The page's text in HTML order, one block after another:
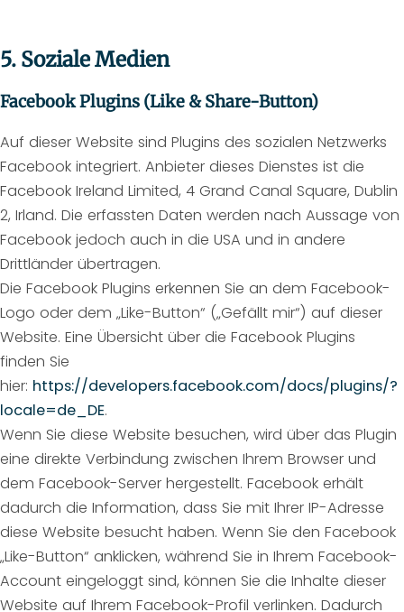
5. Soziale Medien
Facebook Plugins (Like & Share-Button)
Auf dieser Website sind Plugins des sozialen Netzwerks
Facebook integriert. Anbieter dieses Dienstes ist die
Facebook Ireland Limited, 4 Grand Canal Square, Dublin
2, Irland. Die erfassten Daten werden nach Aussage von
Facebook jedoch auch in die USA und in andere
Drittländer übertragen.
Die Facebook Plugins erkennen Sie an dem Facebook-
Logo oder dem „Like-Button“ („Gefällt mir“) auf dieser
Website. Eine Übersicht über die Facebook Plugins
finden Sie
hier: https://developers.facebook.com/docs/plugins/?
locale=de_DE.
Wenn Sie diese Website besuchen, wird über das Plugin
eine direkte Verbindung zwischen Ihrem Browser und
dem Facebook-Server hergestellt. Facebook erhält
dadurch die Information, dass Sie mit Ihrer IP-Adresse
diese Website besucht haben. Wenn Sie den Facebook
„Like-Button“ anklicken, während Sie in Ihrem Facebook-
Account eingeloggt sind, können Sie die Inhalte dieser
Website auf Ihrem Facebook-Profil verlinken. Dadurch